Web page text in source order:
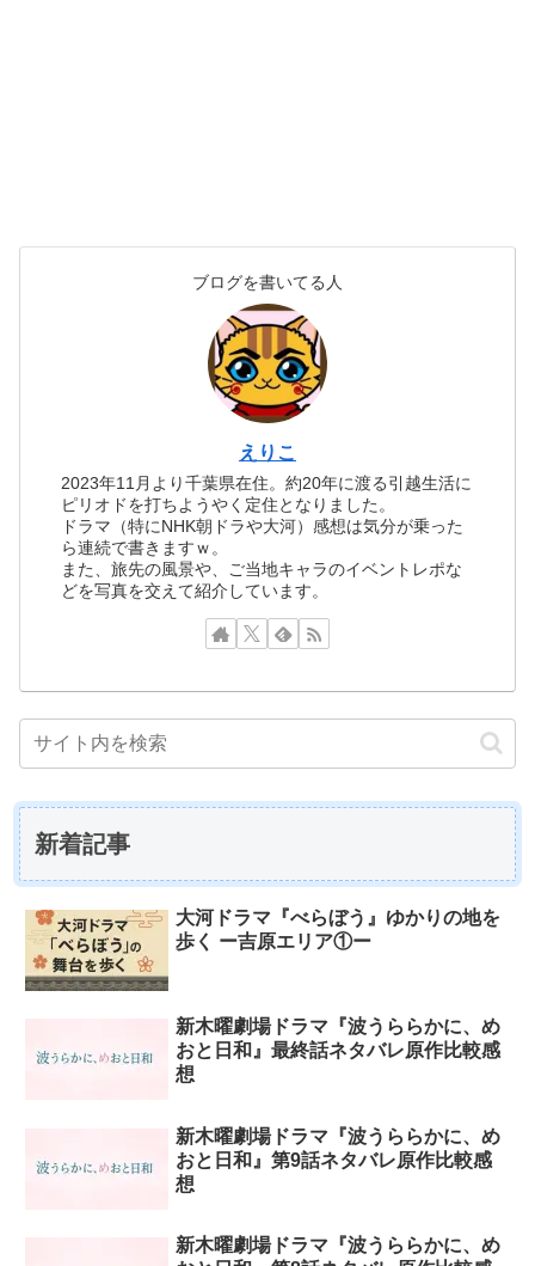
ブログを書いてる人
えりこ
2023年11月より千葉県在住。約20年に渡る引越生活に
ピリオドを打ちようやく定住となりました。
ドラマ（特にNHK朝ドラや大河）感想は気分が乗った
ら連続で書きますｗ。
また、旅先の風景や、ご当地キャラのイベントレポな
どを写真を交えて紹介しています。
新着記事
大河ドラマ『べらぼう』ゆかりの地を
歩く ー吉原エリア①ー
新木曜劇場ドラマ『波うららかに、め
おと日和』最終話ネタバレ原作比較感
想
新木曜劇場ドラマ『波うららかに、め
おと日和』第9話ネタバレ原作比較感
想
新木曜劇場ドラマ『波うららかに、め